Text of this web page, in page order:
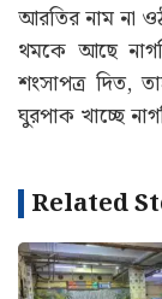
আরতির নাম না
থমকে আছে
শংসাপত্র দিত,
ঘুরপাক খাচ্ছে
Related